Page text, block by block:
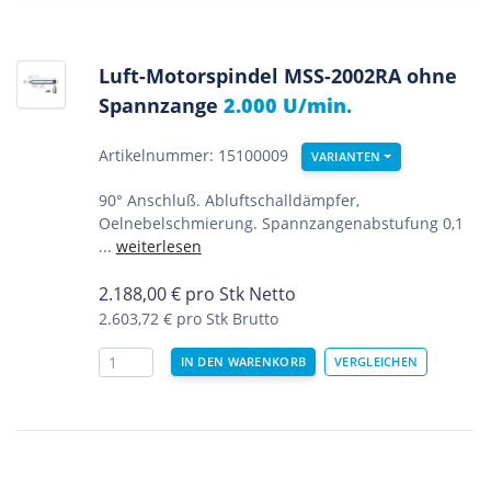
Luft-Motorspindel MSS-2002RA ohne
Spannzange 2.000 U/min.
Artikelnummer: 15100009 VARIANTEN
90° Anschluß. Abluftschalldämpfer,
Oelnebelschmierung. Spannzangenabstufung 0,1
... weiterlesen
2.188,00€ pro Stk Netto
2.603,72 € pro Stk Brutto